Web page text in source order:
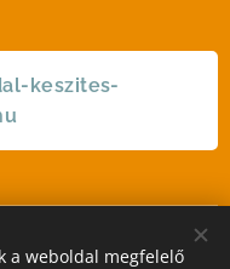
keszites-
a weboldal megfelelő